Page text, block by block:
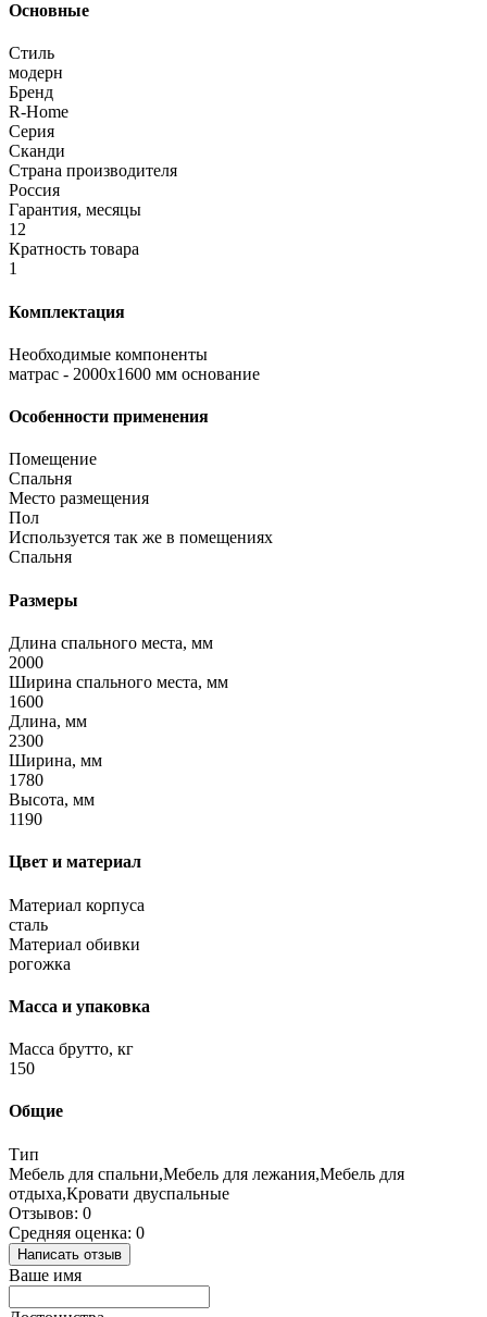
Основные
Стиль
модерн
Бренд
R-Home
Серия
Сканди
Страна производителя
Россия
Гарантия, месяцы
12
Кратность товара
1
Комплектация
Необходимые компоненты
матрас - 2000x1600 мм основание
Особенности применения
Помещение
Спальня
Место размещения
Пол
Используется так же в помещениях
Спальня
Размеры
Длина спального места, мм
2000
Ширина спального места, мм
1600
Длина, мм
2300
Ширина, мм
1780
Высота, мм
1190
Цвет и материал
Материал корпуса
сталь
Материал обивки
рогожка
Масса и упаковка
Масса брутто, кг
150
Общие
Тип
Мебель для спальни,Мебель для лежания,Мебель для
отдыха,Кровати двуспальные
Отзывов: 0
Средняя оценка: 0
Написать отзыв
Ваше имя